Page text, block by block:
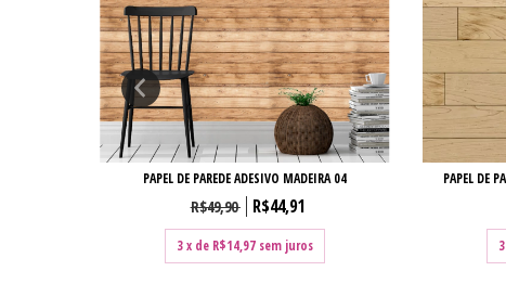
PAPEL DE PAREDE ADESIVO MADEIRA 04
R$49,90 R$44,91
3x de R$14,97 sem juros
PAPEL DE
3